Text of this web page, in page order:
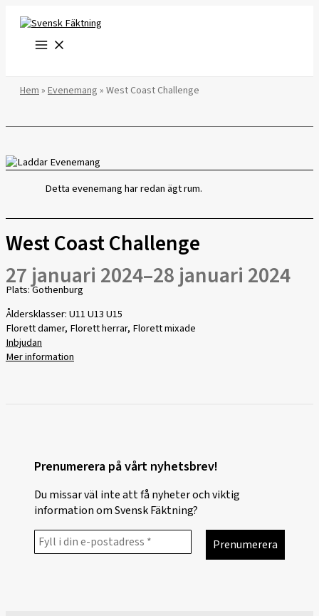
innehåll
Hem» Evenemang » West Coast Challenge
Detta evenemang har redan ägt rum.
West Coast Challenge
27 januari 2024–28 januari 2024
Plats: Gothenburg
Åldersklasser: U11 U13 U15
Florett damer, Florett herrar, Florett mixade
Inbjudan
Mer information
Prenumerera på vårt nyhetsbrev!
Du missar väl inte att få nyheter och viktig
information om Svensk Fäktning?